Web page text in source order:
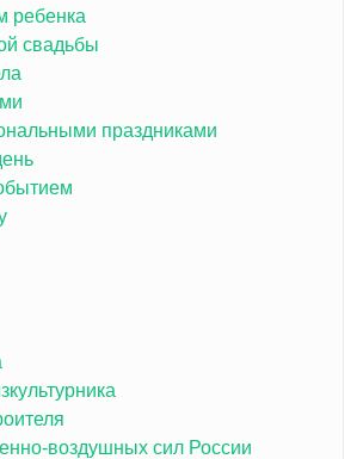
ребенка
свадьбы
праздниками
воздушных сил России